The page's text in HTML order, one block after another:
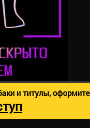
и титулы, оформите